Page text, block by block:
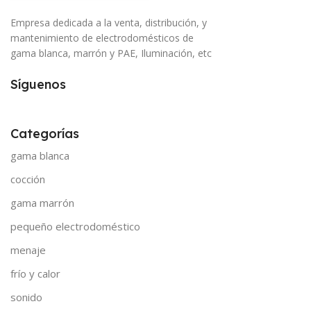
Empresa dedicada a la venta, distribución, y
mantenimiento de electrodomésticos de
gama blanca, marrón y PAE, Iluminación, etc
Síguenos
Categorías
gama blanca
cocción
gama marrón
pequeño electrodoméstico
menaje
frío y calor
sonido